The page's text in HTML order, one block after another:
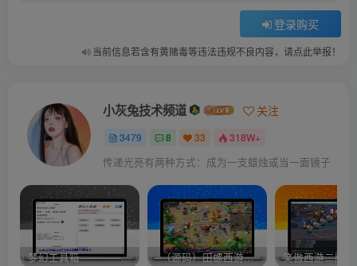
登录购买
当前信息若含有黄赌毒等违法违规不良内容，请点此举报！
小灰兔技术频道 关注
3479 8 33 318W+
传递光亮有两种方式：成为一支蜡烛或当一面镜子
梦幻工具箱————-免费 –（源码）田螺西游9.0 假人摆摊18门派飞升渡劫化圣助战最新BB谛听…. 笑傲西游二版-